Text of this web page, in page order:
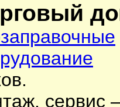
сервис